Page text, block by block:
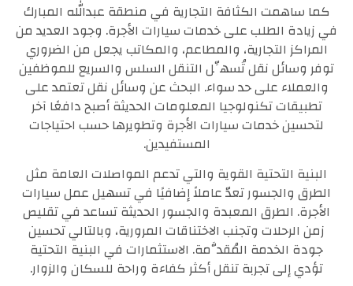
كما ساهمت الكثافة التجارية في منطقة عبدالله المبارك
في زيادة الطلب على خدمات سيارات الأجرة. وجود العديد من
المراكز التجارية، والمطاعم، والمكاتب يجعل من الضروري
توفر وسائل نقل تُسهِّل التنقل السلس والسريع للموظفين
والعملاء على حد سواء. البحث عن وسائل نقل تعتمد على
تطبيقات تكنولوجيا المعلومات الحديثة أصبح دافعًا آخر
لتحسين خدمات سيارات الأجرة وتطويرها حسب احتياجات
المستفيدين.
البنية التحتية القوية والتي تدعم المواصلات العامة مثل
الطرق والجسور تعدّ عاملاً إضافيًا في تسهيل عمل سيارات
الأجرة. الطرق المعبدة والجسور الحديثة تساعد في تقليص
زمن الرحلات وتجنب الاختناقات المرورية، وبالتالي تحسين
جودة الخدمة المُقدَّمة. الاستثمارات في البنية التحتية
تؤدي إلى تجربة تنقل أكثر كفاءة وراحة للسكان والزوار.